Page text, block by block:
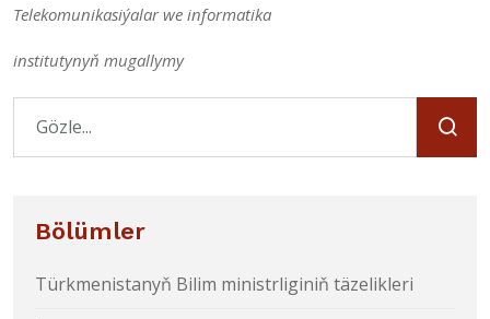
Telekomunikasiýalar we informatika
institutynyň mugallymy
Bölümler
Türkmenistanyň Bilim ministrliginiň täzelikleri